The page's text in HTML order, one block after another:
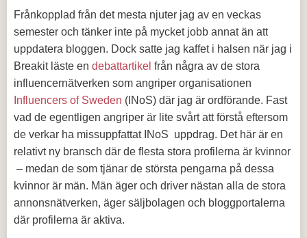
Frånkopplad från det mesta njuter jag av en veckas
semester och tänker inte på mycket jobb annat än att
uppdatera bloggen. Dock satte jag kaffet i halsen när jag i
Breakit läste en debattartikel från några av de stora
influencernätverken som angriper organisationen
Influencers of Sweden (INoS) där jag är ordförande. Fast
vad de egentligen angriper är lite svårt att förstå eftersom
de verkar ha missuppfattat INoS uppdrag. Det här är en
relativt ny bransch där de flesta stora profilerna är kvinnor
– medan de som tjänar de största pengarna på dessa
kvinnor är män. Män äger och driver nästan alla de stora
annonsnätverken, äger säljbolagen och bloggportalerna
där profilerna är aktiva.